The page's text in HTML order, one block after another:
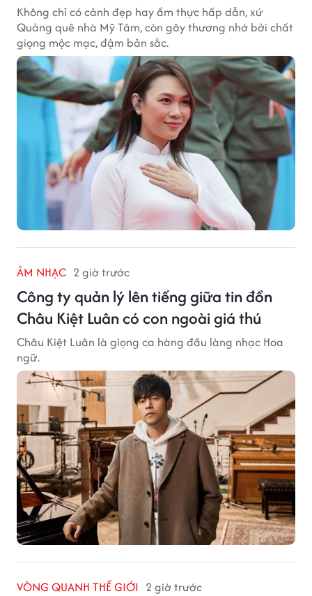
Không chỉ có cảnh đẹp hay ẩm thực hấp dẫn, xứ
Quảng quê nhà Mỹ Tâm, còn gây thương nhớ bởi chất
giọng mộc mạc, đậm bản sắc.
ÂM NHẠC 2 giờ trước
Công ty quản lý lên tiếng giữa tin đồn
Châu Kiệt Luân có con ngoài giá thú
Châu Kiệt Luân là giọng ca hàng đầu làng nhạc Hoa
ngữ.
VÒNG QUANH THẾ GIỚI 2 giờ trước